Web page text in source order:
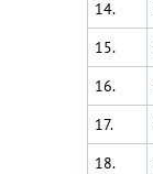
14.
15.
16.
17.
18.